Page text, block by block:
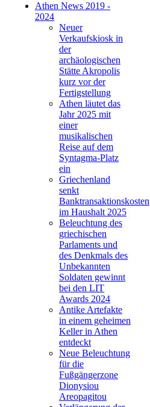
Athen News 2019 -
2024
Neuer
Verkaufskiosk in
der
archäologischen
Stätte Akropolis
kurz vor der
Fertigstellung
Athen läutet das
Jahr 2025 mit
einer
musikalischen
Reise auf dem
Syntagma-Platz
ein
Griechenland
senkt
Banktransaktionskosten
im Haushalt 2025
Beleuchtung des
griechischen
Parlaments und
des Denkmals des
Unbekannten
Soldaten gewinnt
bei den LIT
Awards 2024
Antike Artefakte
in einem geheimen
Keller in Athen
entdeckt
Neue Beleuchtung
für die
Fußgängerzone
Dionysiou
Areopagitou